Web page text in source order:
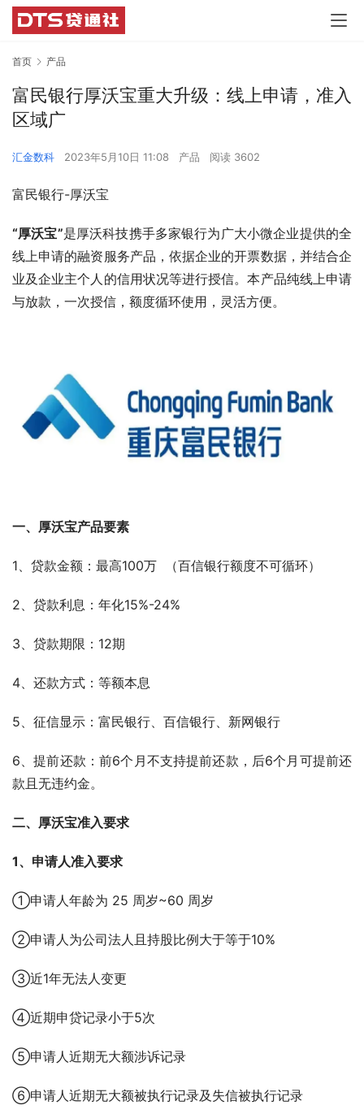
首页 产品
富民银行厚沃宝重大升级：线上申请，准入
区域广
汇金数科 2023年5月10日 11:08 产品 阅读 3602
富民银行-厚沃宝
“厚沃宝”是厚沃科技携手多家银行为广大小微企业提供的全
线上申请的融资服务产品，依据企业的开票数据，并结合企
业及企业主个人的信用状况等进行授信。本产品纯线上申请
与放款，一次授信，额度循环使用，灵活方便。
一、厚沃宝产品要素
1、贷款金额：最高100万  （百信银行额度不可循环）
2、贷款利息：年化15%-24%
3、贷款期限：12期
4、还款方式：等额本息
5、征信显示：富民银行、百信银行、新网银行
6、提前还款：前6个月不支持提前还款，后6个月可提前还
款且无违约金。
二、厚沃宝准入要求
1、申请人准入要求
①申请人年龄为 25 周岁~60 周岁
②申请人为公司法人且持股比例大于等于10%
③近1年无法人变更
④近期申贷记录小于5次
⑤申请人近期无大额涉诉记录
⑥申请人近期无大额被执行记录及失信被执行记录